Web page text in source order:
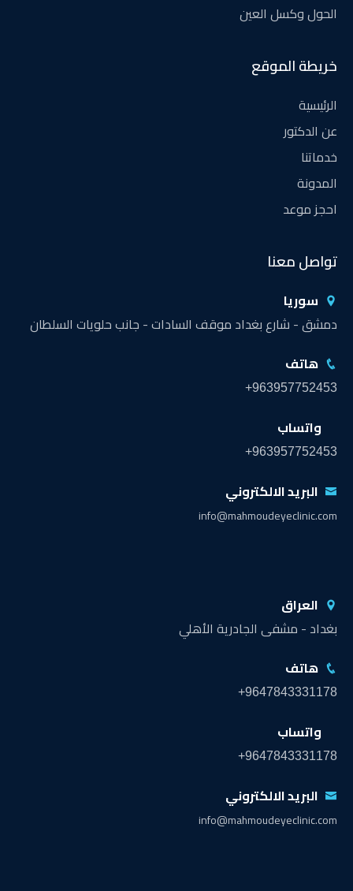
الحول وكسل العين
خريطة الموقع
الرئيسية
عن الدكتور
خدماتنا
المدونة
احجز موعد
تواصل معنا
سوريا
دمشق - شارع بغداد موقف السادات - جانب حلويات السلطان
هاتف
+963957752453
واتساب
+963957752453
البريد الالكتروني
info@mahmoudeyeclinic.com
العراق
بغداد - مشفى الجادرية الأهلي
هاتف
+9647843331178
واتساب
+9647843331178
البريد الالكتروني
info@mahmoudeyeclinic.com